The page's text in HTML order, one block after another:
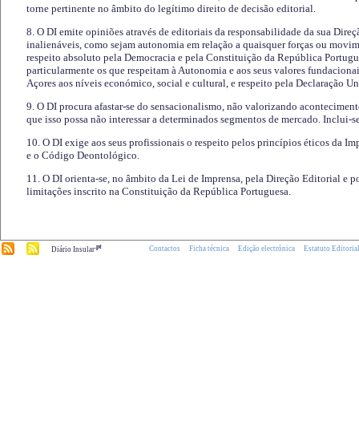
torne pertinente no âmbito do legítimo direito de decisão editorial.
8. O DI emite opiniões através de editoriais da responsabilidade da sua
inalienáveis, como sejam autonomia em relação a quaisquer forças ou
respeito absoluto pela Democracia e pela Constituição da República
particularmente os que respeitam à Autonomia e aos seus valores
Açores aos níveis económico, social e cultural, e respeito pela Declaração
9. O DI procura afastar-se do sensacionalismo, não valorizando
que isso possa não interessar a determinados segmentos de mercado.
10. O DI exige aos seus profissionais o respeito pelos princípios éticos da
e o Código Deontológico.
11. O DI orienta-se, no âmbito da Lei de Imprensa, pela Direção Editorial e
limitações inscrito na Constituição da República Portuguesa.
Diário Insular.pt Contactos Ficha técnica Edição electrónica Estatuto Editorial